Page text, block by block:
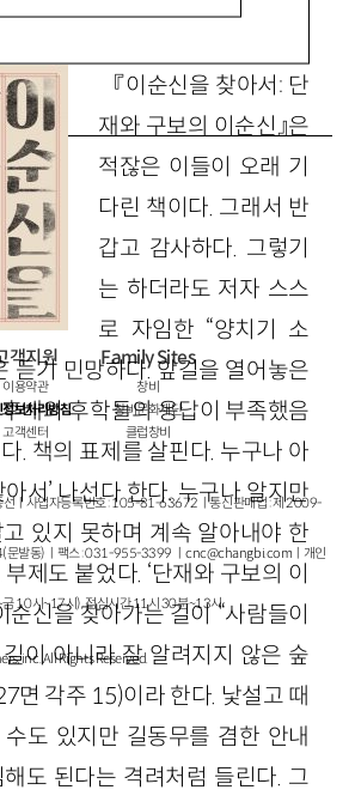
『이순신을 찾아서: 단
재와 구보의 이순신』은
적잖은 이들이 오래 기
다린 책이다. 그래서 반
갑고 감사하다. 그렇기
는 하더라도 저자 스스
로 자임한 “양치기 소
듣기 민망하다. 앞길을 열어놓은
배와 후학들의 응답이 부족했음
. 책의 표제를 살핀다. 누구나 아
아서’ 나선다 한다. 누구나 알지만
있지 못하며 계속 알아내야 한
제도 붙었다. ‘단재와 구보의 이
순신을 찾아가는 길이 “사람들이
이 아니라 잘 알려지지 않은 숲
면 각주 15)이라 한다. 낯설고 때
도 있지만 길동무를 겸한 안내
도 된다는 격려처럼 들린다. 그
객지원
이용약관
보처리방침
고객센터
Family Sites
창비
창비문화재단
클럽창비
선ㅣ사업자등록번호 : 105-81-63672ㅣ통신판매업 : 제 2009-
문발동)ㅣ팩스 : 031-955-3399 ㅣcnc@changbi.com ㅣ개인
10시~17시), 점심시간 11시 30분~13시
inc. All Rights Reserved.